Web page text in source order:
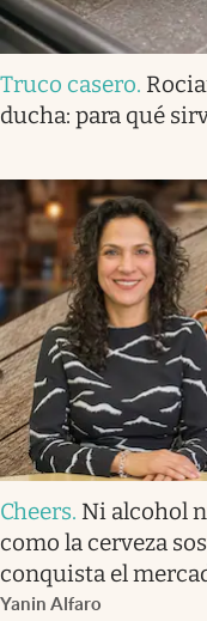
Truco casero.
ducha: para qué
Cheers. Ni alcohol
como la cerveza
conquista el
Yanin Alfaro